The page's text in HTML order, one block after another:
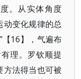
。从实体角度
动变化规律的总
【16】，气遍布
理。罗钦顺提
方法得当也可被